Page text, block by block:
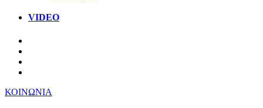
VIDEO
ΚΟΙΝΩΝΙΑ